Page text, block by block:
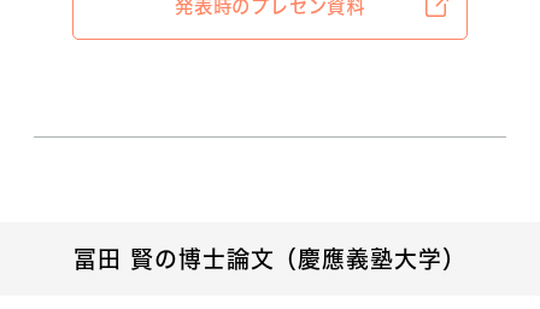
発表時のプレゼン資料
冨田 賢の博士論文（慶應義塾大学）